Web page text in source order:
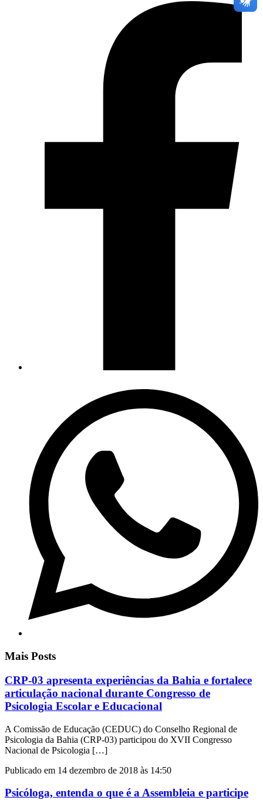
Mais Posts
CRP-03 apresenta experiências da Bahia e fortalece
articulação nacional durante Congresso de
Psicologia Escolar e Educacional
A Comissão de Educação (CEDUC) do Conselho Regional de
Psicologia da Bahia (CRP-03) participou do XVII Congresso
Nacional de Psicologia […]
Publicado em 14 dezembro de 2018 às 14:50
Psicóloga, entenda o que é a Assembleia e participe